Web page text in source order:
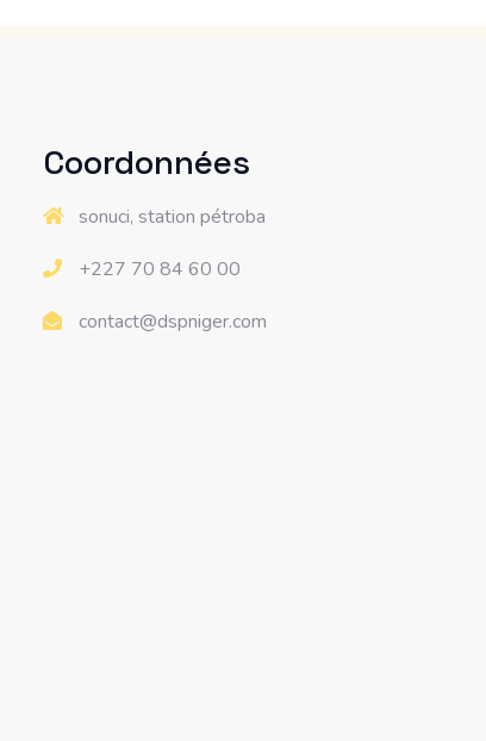
Coordonnées
sonuci, station pétroba
+227 70 84 60 00
contact@dspniger.com